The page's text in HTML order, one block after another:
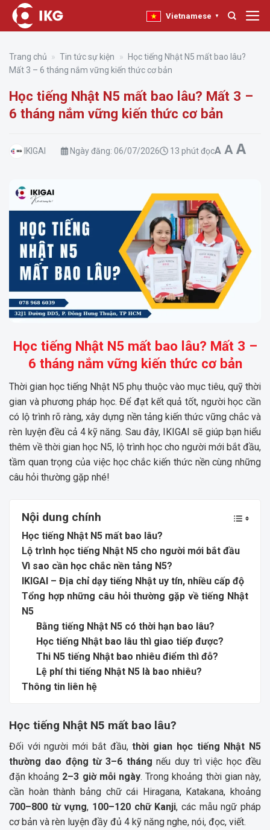
qua
dung
Vietnamese ▼
Trang chủ » Tin tức sự kiện »
Học tiếng Nhật N5 mất bao lâu?
Mất 3 – 6 tháng nắm vững kiến thức cơ bản
Học tiếng Nhật N5 mất bao lâu? Mất 3 –
6 tháng nắm vững kiến thức cơ bản
IKIGAI Ngày đăng:06/07/2026 13 phút đọcA A A
Học tiếng Nhật N5 mất bao lâu? Mất 3 –
6 tháng nắm vững kiến thức cơ bản
Thời gian học tiếng Nhật N5 phụ thuộc vào mục tiêu, quỹ thời
gian và phương pháp học. Để đạt kết quả tốt, người học cần
có lộ trình rõ ràng, xây dựng nền tảng kiến thức vững chắc và
rèn luyện đều cả 4 kỹ năng. Sau đây,
IKIGAI sẽ giúp bạn hiểu
thêm về thời gian học N5, lộ trình học cho người mới bắt đầu,
tầm quan trọng của việc học chắc kiến thức nền cùng những
câu hỏi thường gặp nhé!
Nội dung chính
Học tiếng Nhật N5 mất bao lâu?
Lộ trình học tiếng Nhật N5 cho người mới bắt đầu
Vì sao cần học chắc nền tảng N5?
IKIGAI – Địa chỉ dạy tiếng Nhật uy tín, nhiều cấp độ
Tổng hợp những câu hỏi thường gặp về tiếng Nhật
N5
Bằng tiếng Nhật N5 có thời hạn bao lâu?
Học tiếng Nhật bao lâu thì giao tiếp được?
Thi N5 tiếng Nhật bao nhiêu điểm thì đỗ?
Lệ phí thi tiếng Nhật N5 là bao nhiêu?
Thông tin liên hệ
Học tiếng Nhật N5 mất bao lâu?
Đối với người mới bắt đầu,thời gian học tiếng Nhật N5
thường dao động từ 3–6 tháng nếu duy trì việc học đều
đặn khoảng 2–3 giờ mỗi ngày. Trong khoảng thời gian này,
cần hoàn thành bảng chữ cái Hiragana, Katakana, khoảng
700–800 từ vựng, 100–120 chữ Kanji, các mẫu ngữ pháp
cơ bản và rèn luyện đầy đủ 4 kỹ năng nghe, nói, đọc, viết.